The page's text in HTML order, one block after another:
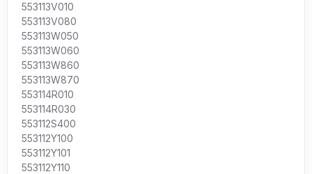
553113V010
553113V080
553113W050
553113W060
553113W860
553113W870
553114R010
553114R030
553112S400
553112Y100
553112Y101
553112Y110